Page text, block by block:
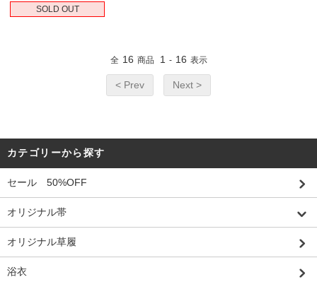
SOLD OUT
全 16 商品 1 - 16 表示
< Prev Next >
カテゴリーから探す
セール 50%OFF
オリジナル帯
オリジナル草履
浴衣